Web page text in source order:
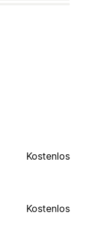
Kostenlos
Kostenlos